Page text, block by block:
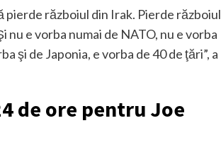
pierde războiul din Irak. Pierde războiul
nu e vorba numai de NATO, nu e vorba
şi de Japonia, e vorba de 40 de ţări”, a
de ore pentru Joe